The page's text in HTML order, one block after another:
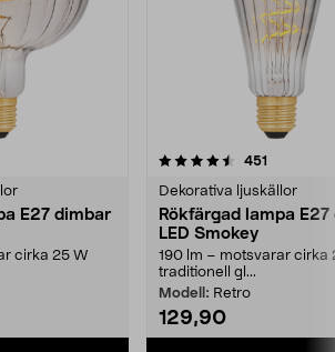
E27 dimbar
cirka 25 W
451
Dekorativa ljuskällor
Rökfärgad lampa
LED Smokey
190 lm – motsvarar cirka
traditionell gl...
Modell: Retro
129,90
4.5av 5 stjärnor